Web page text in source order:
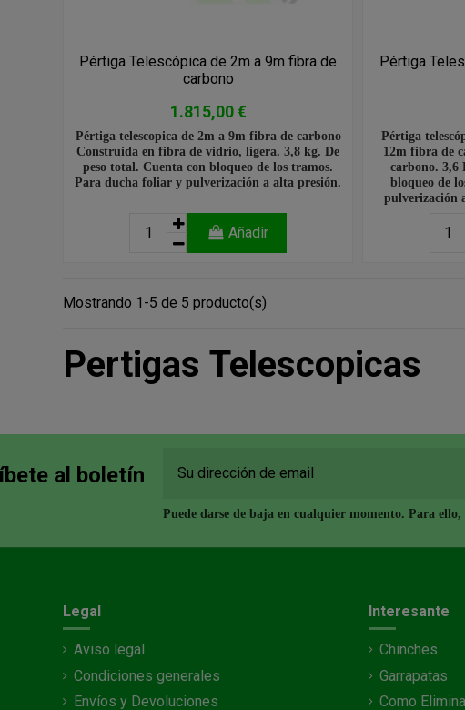
Pértiga Telescópica de 2m a 9m fibra de
carbono
1.815,00 €
Pértiga telescopica de 2m a 9m fibra de carbono
Construida en fibra de vidrio, ligera. 3,8 kg. De
peso total. Cuenta con bloqueo de los tramos.
Para ducha foliar y pulverización a alta presión.
Añadir
Pértiga
Pértiga
12m fibra de
carbono. 3,6
bloqueo de
pulverización
Mostrando 1-5 de 5 producto(s)
Pertigas Telescopicas
al boletín
Puede darse de baja en cualquier momento. Para
Legal
Aviso legal
Condiciones generales
Envíos y Devoluciones
Interesante
Chinches
Garrapatas
Como